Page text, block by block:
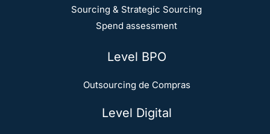
Sourcing & Strategic Sourcing
Spend assessment
Level BPO
Outsourcing de Compras
Level Digital